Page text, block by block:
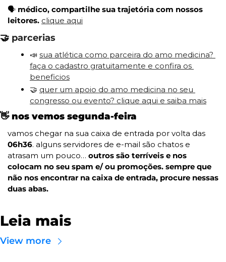
🗣️ médico, compartilhe sua trajetória com nossos
leitores. clique aqui
🤝 parcerias
📣 sua atlética como parceira do amo medicina?
faça o cadastro gratuitamente e confira os
beneficios
🤝 quer um apoio do amo medicina no seu
congresso ou evento? clique aqui e saiba mais
👋 nos vemos segunda-feira
06h36. alguns servidores de e-mail são chatos e
atrasam um pouco… outros são terríveis e nos
colocam no seu spam e/ ou promoções. sempre que
não nos encontrar na caixa de entrada, procure nessas
duas abas.
Leia mais
View more